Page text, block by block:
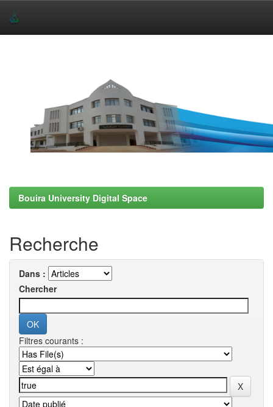
Bouira University Digital Space
Recherche
Dans :
Chercher
Filtres courants :